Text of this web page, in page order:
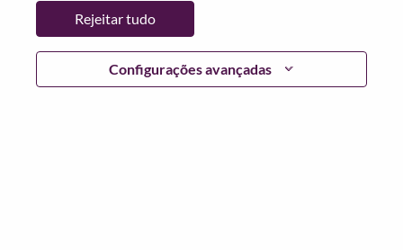
Configurações avançadas
Rejeitar tudo